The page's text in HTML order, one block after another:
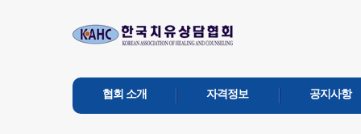
협회 소개 자격정보 공지사항